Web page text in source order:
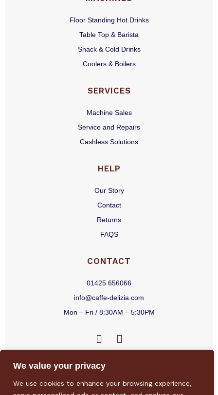
We value your privacy
We use cookies to enhance your browsing experience,
Floor Standing Hot Drinks
Table Top & Barista
Snack & Cold Drinks
Coolers & Boilers
SERVICES
Machine Sales
Service and Repairs
Cashless Solutions
HELP
Our Story
Contact
Returns
FAQS
CONTACT
01425 656066
info@caffe-delizia.com
Mon – Fri / 8:30AM – 5:30PM
F
a
e
b
o
I
n
a
g
Privacy Policy/Terms & Conditions/Sitemap/Environmental Policy